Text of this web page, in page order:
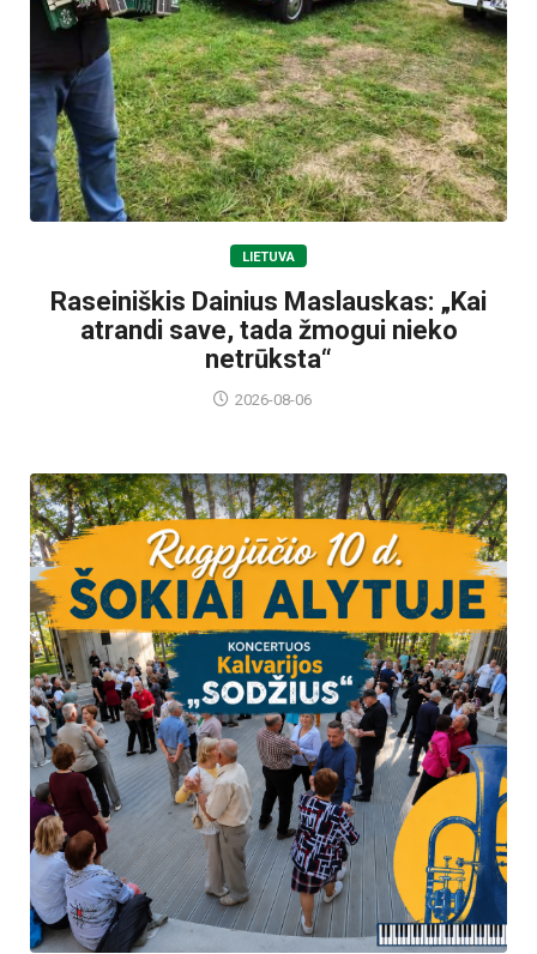
LIETUVA
Raseiniškis Dainius Maslauskas: „Kai
atrandi save, tada žmogui nieko
netrūksta“
2026-08-06